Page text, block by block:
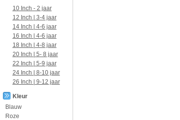
10 Inch - 2 jaar
12 Inch | 3-4 jaar
14 Inch | 4-6 jaar
16 Inch | 4-6 jaar
18 Inch | 4-8 jaar
20 Inch | 5- 8 jaar
22 Inch | 5-9 jaar
24 Inch | 8-10 jaar
26 Inch | 9-12 jaar
Kleur
Blauw
Roze